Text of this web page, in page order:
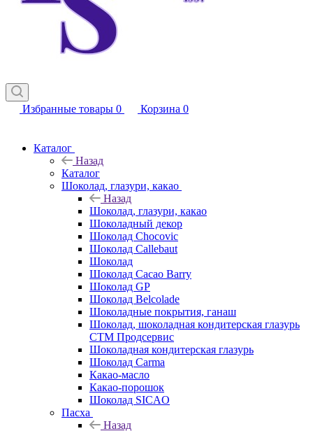
Избранные товары 0 Корзина 0
Каталог
Назад
Каталог
Шоколад, глазури, какао
Назад
Шоколад, глазури, какао
Шоколадный декор
Шоколад Chocovic
Шоколад Callebaut
Шоколад
Шоколад Cacao Barry
Шоколад GP
Шоколад Belcolade
Шоколадные покрытия, ганаш
Шоколад, шоколадная кондитерская глазурь
СТМ Продсервис
Шоколадная кондитерская глазурь
Шоколад Carma
Какао-масло
Какао-порошок
Шоколад SICAO
Пасха
Назад